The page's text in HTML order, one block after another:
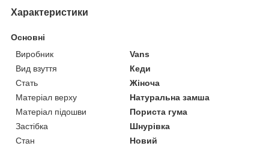
Характеристики
Основні
Виробник
Vans
Вид взуття
Кеди
Стать
Жіноча
Матеріал верху
Натуральна замша
Матеріал підошви
Пориста гума
Застібка
Шнурівка
Стан
Новий